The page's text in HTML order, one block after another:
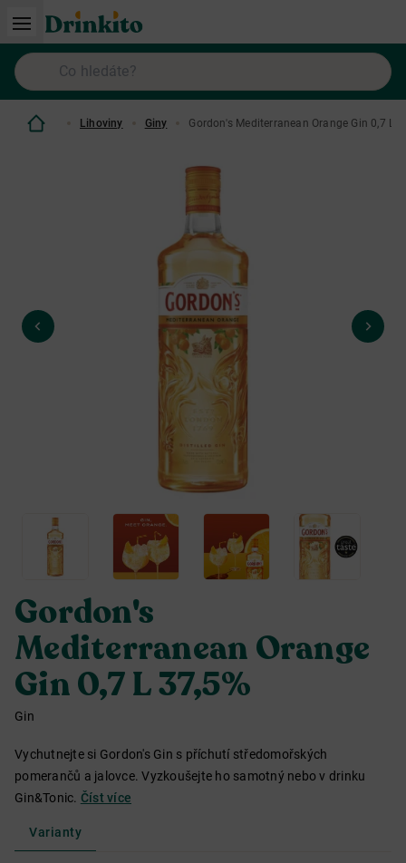
Lihoviny Giny Gordon's Mediterranean Orange Gin 0,7 L
Gordon's
Mediterranean Orange
Gin 0,7 L 37,5%
Gin
Vychutnejte si Gordon's Gin s příchutí středomořských
pomerančů a jalovce. Vyzkoušejte ho samotný nebo v drinku
Gin&Tonic. Číst více
Varianty